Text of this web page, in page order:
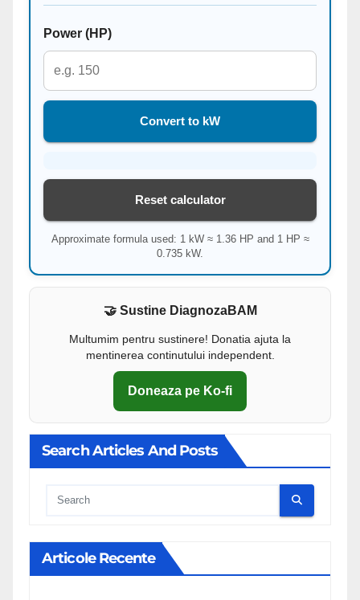
Power (HP)
Convert to kW
Reset calculator
Approximate formula used: 1 kW ≈ 1.36 HP and 1 HP ≈
0.735 kW.
🤝 Sustine DiagnozaBAM
Multumim pentru sustinere! Donatia ajuta la
mentinerea continutului independent.
Doneaza pe Ko-fi
Search Articles And Posts
Cauta
Articole Recente